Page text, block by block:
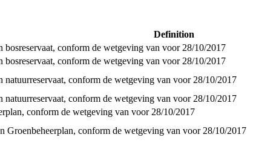
Definition
bosreservaat, conform de wetgeving van voor 28/10/2017
bosreservaat, conform de wetgeving van voor 28/10/2017
natuurreservaat, conform de wetgeving van voor 28/10/2017
natuurreservaat, conform de wetgeving van voor 28/10/2017
conform de wetgeving van voor 28/10/2017
Groenbeheerplan, conform de wetgeving van voor 28/10/2017